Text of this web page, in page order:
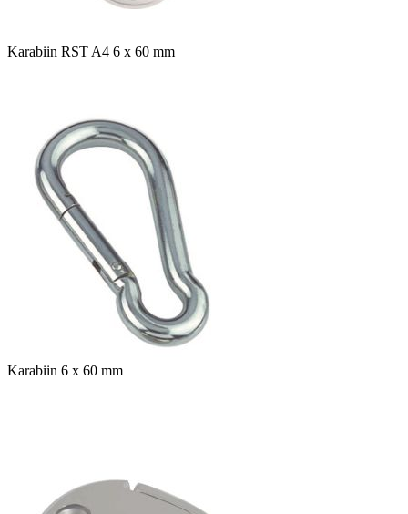
Karabiin RST A4 6 x 60 mm
Karabiin 6 x 60 mm